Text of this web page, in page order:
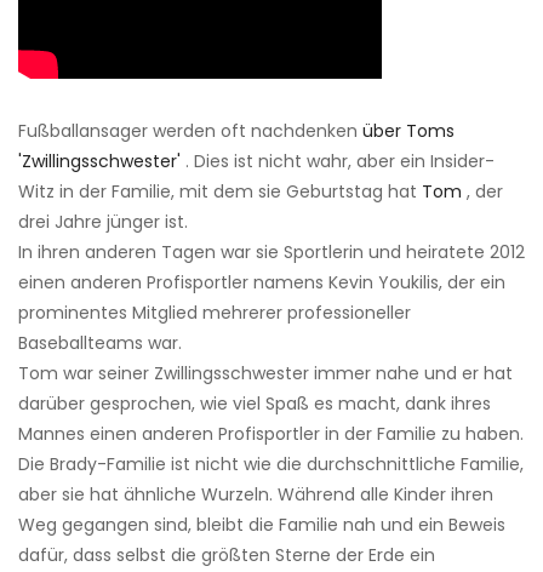
Fußballansager werden oft nachdenken über Toms
'Zwillingsschwester' . Dies ist nicht wahr, aber ein Insider-
Witz in der Familie, mit dem sie Geburtstag hat Tom , der
drei Jahre jünger ist.
In ihren anderen Tagen war sie Sportlerin und heiratete 2012
einen anderen Profisportler namens Kevin Youkilis, der ein
prominentes Mitglied mehrerer professioneller
Baseballteams war.
Tom war seiner Zwillingsschwester immer nahe und er hat
darüber gesprochen, wie viel Spaß es macht, dank ihres
Mannes einen anderen Profisportler in der Familie zu haben.
Die Brady-Familie ist nicht wie die durchschnittliche Familie,
aber sie hat ähnliche Wurzeln. Während alle Kinder ihren
Weg gegangen sind, bleibt die Familie nah und ein Beweis
dafür, dass selbst die größten Sterne der Erde ein